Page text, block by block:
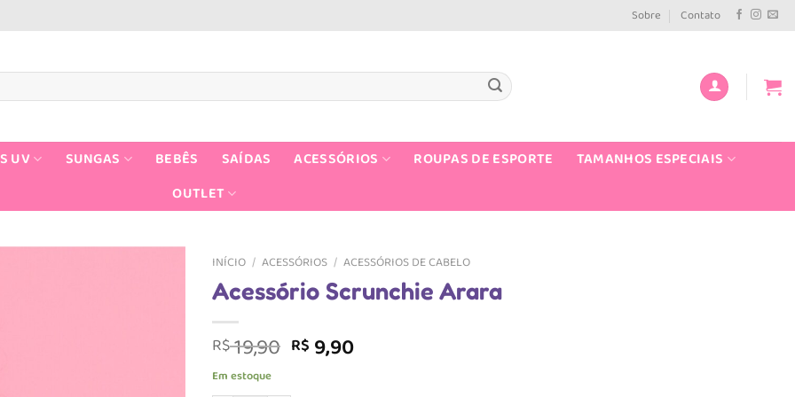
Sobre Contato
UV SUNGAS BEBÊS SAÍDAS ACESSÓRIOS ROUPAS DE ESPORTE
TAMANHOS ESPECIAIS
OUTLET
INÍCIO / ACESSÓRIOS / ACESSÓRIOS DE CABELO
Acessório Scrunchie Arara
R$19,90 O
preço
original
R$ 9,90O
Em estoque